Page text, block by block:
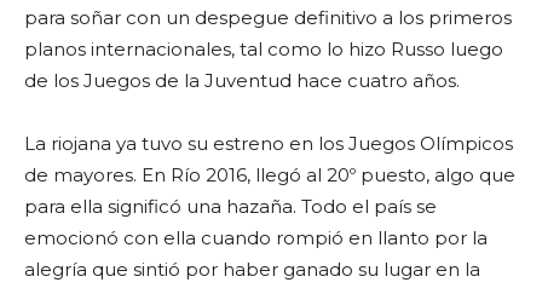
para soñar con un despegue definitivo a los primeros
planos internacionales, tal como lo hizo Russo luego
de los Juegos de la Juventud hace cuatro años.
La riojana ya tuvo su estreno en los Juegos Olímpicos
de mayores. En Río 2016, llegó al 20º puesto, algo que
para ella significó una hazaña. Todo el país se
emocionó con ella cuando rompió en llanto por la
alegría que sintió por haber ganado su lugar en la